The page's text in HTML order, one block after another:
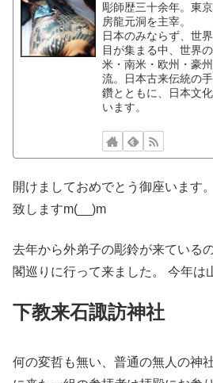
彫師歴三十余年。東
房龍元洞を主宰。
日本のみならず、世
目が集まる中、世界
米・南米・欧州・豪
流。日本古来伝統の
鑽とともに、日本文
います。
開けましておめでとう御座います
致しますm(__)m
去年から外弟子の彫鈴が来ている
閣巡りに行って来ました。 今年は
下教来石諏訪神社
何の変哲も無い、普通の無人の神